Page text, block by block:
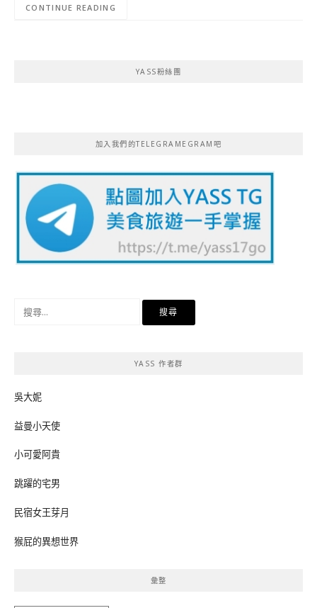
CONTINUE READING
YASS粉絲團
加入我們的TELEGRAMEGRAM吧
YASS 作者群
吳大妮
益曼小天使
小可愛阿貴
跳躍的宅男
民宿女王芽月
猴屁的異想世界
彙整